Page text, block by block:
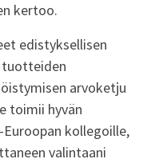
kertoo.
edistyksellisen
arvoketju
toimii hyvän
kollegoille,
valintaani